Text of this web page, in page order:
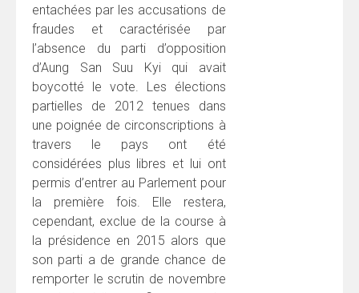
entachées par les accusations de
fraudes et caractérisée par
l’absence du parti d’opposition
d’Aung San Suu Kyi qui avait
boycotté le vote. Les élections
partielles de 2012 tenues dans
une poignée de circonscriptions à
travers le pays ont été
considérées plus libres et lui ont
permis d’entrer au Parlement pour
la première fois. Elle restera,
cependant, exclue de la course à
la présidence en 2015 alors que
son parti a de grande chance de
remporter le scrutin de novembre